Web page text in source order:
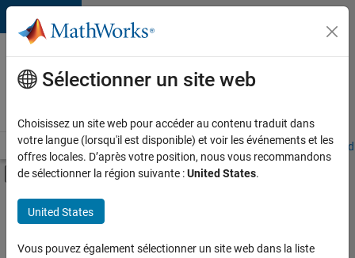
Passer au contenu
Votre
carrière
chez
Accueil Explorer nos opportunités Adresses de nos bureaux
Activer/désactiver l'affichage du menu
Contenu principal
FILTRER PAR
Technologies de l’information
Ventes commerciales
Sélectionner un site web
Choisissez un site web pour accéder au contenu traduit dans
votre langue (lorsqu'il est disponible) et voir les événements et les
offres locales. D’après votre position, nous vous recommandons
de sélectionner la région suivante :United States.
United States
Vous pouvez également sélectionner un site web dans la liste